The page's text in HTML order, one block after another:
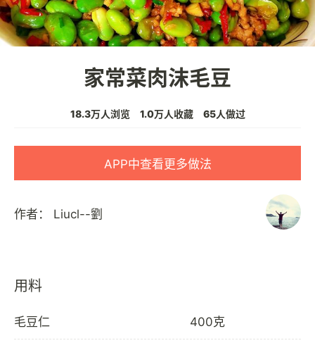
家常菜肉沫毛豆
18.3万人浏览 1.0万人收藏 65人做过
APP中查看更多做法
作者： Liucl--劉
用料
毛豆仁 400克